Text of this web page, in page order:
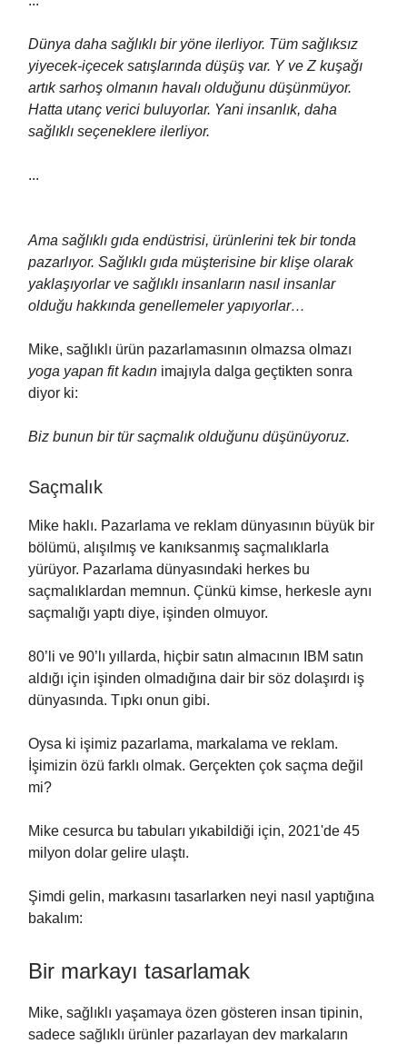
Dünya daha sağlıklı bir yöne ilerliyor. Tüm sağlıksız
yiyecek-içecek satışlarında düşüş var. Y ve Z kuşağı
artık sarhoş olmanın havalı olduğunu düşünmüyor.
Hatta utanç verici buluyorlar. Yani insanlık, daha
sağlıklı seçeneklere ilerliyor.
...
Ama sağlıklı gıda endüstrisi, ürünlerini tek bir tonda
pazarlıyor. Sağlıklı gıda müşterisine bir klişe olarak
yaklaşıyorlar ve sağlıklı insanların nasıl insanlar
olduğu hakkında genellemeler yapıyorlar…
Mike, sağlıklı ürün pazarlamasının olmazsa olmazı
yoga yapan fit kadın imajıyla dalga geçtikten sonra
diyor ki:
Biz bunun bir tür saçmalık olduğunu düşünüyoruz.
Saçmalık
Mike haklı. Pazarlama ve reklam dünyasının büyük bir
bölümü, alışılmış ve kanıksanmış saçmalıklarla
yürüyor. Pazarlama dünyasındaki herkes bu
saçmalıklardan memnun. Çünkü kimse, herkesle aynı
saçmalığı yaptı diye, işinden olmuyor.
80’li ve 90’lı yıllarda, hiçbir satın almacının IBM satın
aldığı için işinden olmadığına dair bir söz dolaşırdı iş
dünyasında. Tıpkı onun gibi.
Oysa ki işimiz pazarlama, markalama ve reklam.
İşimizin özü farklı olmak. Gerçekten çok saçma değil
mi?
Mike cesurca bu tabuları yıkabildiği için, 2021'de 45
milyon dolar gelire ulaştı.
Şimdi gelin, markasını tasarlarken neyi nasıl yaptığına
bakalım:
Bir markayı tasarlamak
Mike, sağlıklı yaşamaya özen gösteren insan tipinin,
sadece sağlıklı ürünler pazarlayan dev markaların